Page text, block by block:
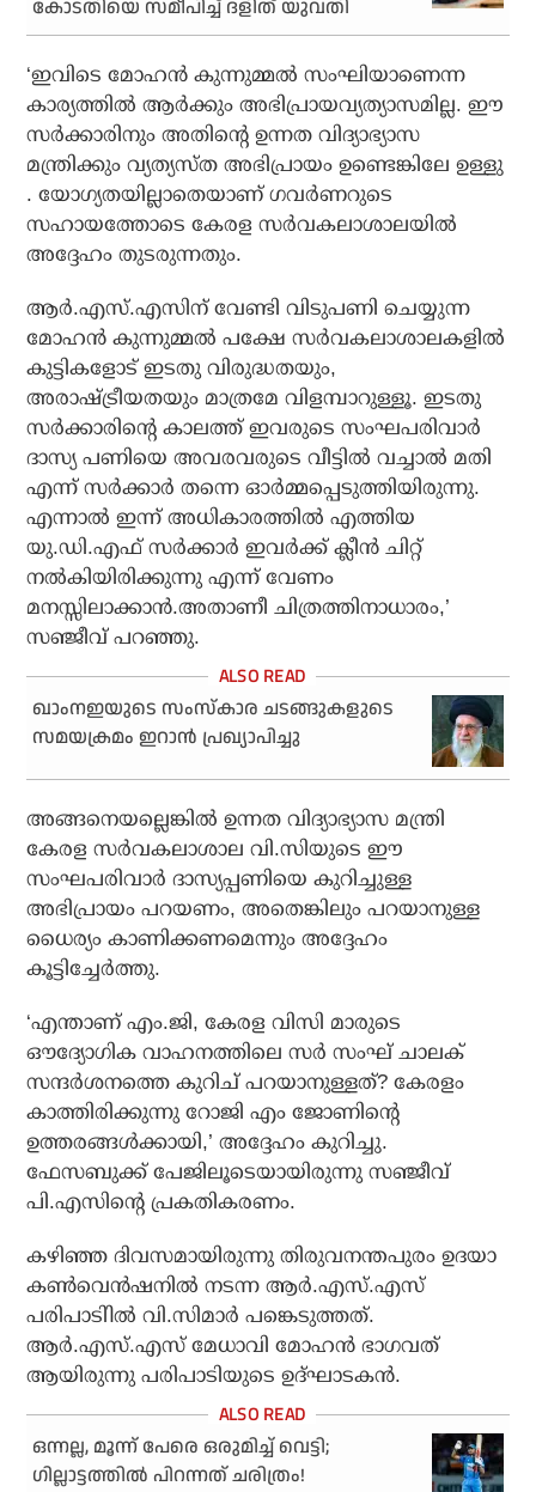
കോടതിയെ സമീപിച്ച് ദളിത് യുവതി
‘ഇവിടെ മോഹന്‍ കുന്നുമ്മല്‍ സംഘിയാണെന്ന
കാര്യത്തില്‍ ആര്‍ക്കും അഭിപ്രായവ്യത്യാസമില്ല. ഈ
സര്‍ക്കാരിനും അതിന്റെ ഉന്നത വിദ്യാഭ്യാസ
മന്ത്രിക്കും വ്യത്യസ്ത അഭിപ്രായം ഉണ്ടെങ്കിലേ ഉള്ളു
. യോഗ്യതയില്ലാതെയാണ് ഗവര്‍ണറുടെ
സഹായത്തോടെ കേരള സര്‍വകലാശാലയില്‍
അദ്ദേഹം തുടരുന്നതും.
ആര്‍.എസ്.എസിന് വേണ്ടി വിടുപണി ചെയ്യുന്ന
മോഹന്‍ കുന്നുമ്മല്‍ പക്ഷേ സര്‍വകലാശാലകളില്‍
കുട്ടികളോട് ഇടതു വിരുദ്ധതയും,
അരാഷ്ട്രീയതയും മാത്രമേ വിളമ്പാറുള്ളൂ. ഇടതു
സര്‍ക്കാരിന്റെ കാലത്ത് ഇവരുടെ സംഘപരിവാര്‍
ദാസ്യ പണിയെ അവരവരുടെ വീട്ടില്‍ വച്ചാല്‍ മതി
എന്ന് സര്‍ക്കാര്‍ തന്നെ ഓര്‍മ്മപ്പെടുത്തിയിരുന്നു.
എന്നാല്‍ ഇന്ന് അധികാരത്തില്‍ എത്തിയ
യു.ഡി.എഫ് സര്‍ക്കാര്‍ ഇവര്‍ക്ക് ക്ലീന്‍ ചിറ്റ്
നല്‍കിയിരിക്കുന്നു എന്ന് വേണം
മനസ്സിലാക്കാന്‍.അതാണീ ചിത്രത്തിനാധാരം,’
സഞ്ജീവ് പറഞ്ഞു.
ഖാംനഇയുടെ സംസ്‌കാര ചടങ്ങുകളുടെ
സമയക്രമം ഇറാന്‍ പ്രഖ്യാപിച്ചു
അങ്ങനെയല്ലെങ്കില്‍ ഉന്നത വിദ്യാഭ്യാസ മന്ത്രി
കേരള സര്‍വകലാശാല വി.സിയുടെ ഈ
സംഘപരിവാര്‍ ദാസ്യപ്പണിയെ കുറിച്ചുള്ള
അഭിപ്രായം പറയണം, അതെങ്കിലും പറയാനുള്ള
ധൈര്യം കാണിക്കണമെന്നും അദ്ദേഹം
കൂട്ടിച്ചേര്‍ത്തു.
‘എന്താണ് എം.ജി, കേരള വിസി മാരുടെ
ഔദ്യോഗിക വാഹനത്തിലെ സര്‍ സംഘ് ചാലക്
സന്ദര്‍ശനത്തെ കുറിച് പറയാനുള്ളത്? കേരളം
കാത്തിരിക്കുന്നു റോജി എം ജോണിന്റെ
ഉത്തരങ്ങള്‍ക്കായി,’ അദ്ദേഹം കുറിച്ചു.
ഫേസബുക്ക് പേജിലൂടെയായിരുന്നു സഞ്ജീവ്
പി.എസിന്റെ പ്രകതികരണം.
കഴിഞ്ഞ ദിവസമായിരുന്നു തിരുവനന്തപുരം ഉദയാ
കണ്‍വെന്‍ഷനില്‍ നടന്ന ആര്‍.എസ്.എസ്
പരിപാടിില്‍ വി.സിമാര്‍ പങ്കെടുത്തത്.
ആര്‍.എസ്.എസ് മേധാവി മോഹന്‍ ഭാഗവത്
ആയിരുന്നു പരിപാടിയുടെ ഉദ്ഘാടകന്‍.
ഒന്നല്ല, മൂന്ന് പേരെ ഒരുമിച്ച് വെട്ടി;
ഗില്ലാട്ടത്തില്‍ പിറന്നത് ചരിത്രം!